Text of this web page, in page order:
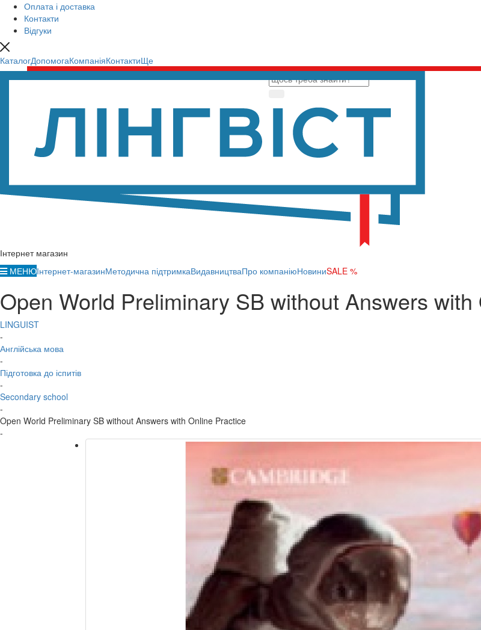
Оплата і доставка
Контакти
Відгуки
КаталогДопомогаКомпаніяКонтактиЩе
Інтернет магазин
МЕНЮІнтернет-магазинМетодична підтримкаВидавництваПро компаніюНовиниSALE %
Open World Preliminary SB without Answers
LINGUIST
-
Англійська мова
-
Підготовка до іспитів
-
Secondary school
-
Open World Preliminary SB without Answers with Online Practice
-